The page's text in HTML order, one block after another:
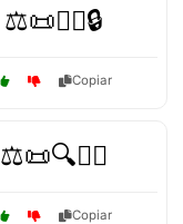
⚖️📜👩‍⚖️🔒
Copiar
⚖️📜🔍👨‍⚖️
Copiar